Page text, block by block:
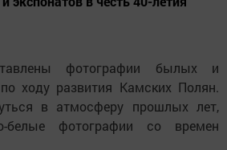
фотографии былых и
ходу развития Камских Полян.
в атмосферу прошлых лет,
белые фотографии со времен